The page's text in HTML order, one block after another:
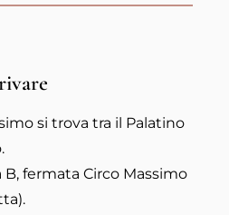
si trova tra il Palatino
B, fermata Circo Massimo